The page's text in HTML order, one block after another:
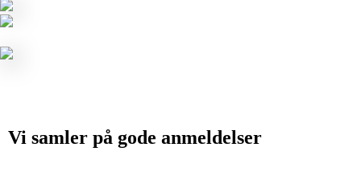
Vi samler på gode anmeldelser